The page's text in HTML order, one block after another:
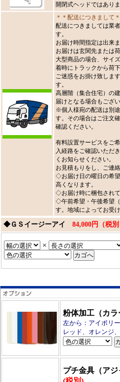
開閉式ヘッドではあり
＊＊配送につきまして＊
配送につきましては業
す。
お届け時間指定は出来
お届けは玄関先または
大型商品の場合、サイ
着時にトラックから荷
ご迷惑をお掛け致しま
す。
高層階（集合住宅）の
届けとなる場合もござ
※個人様宛の配送は別
す。その場合はご注文
確認ください。
有料設置サービスをご
入経路をご確認いただ
くお知らせください。
お見積もりをし、ご連
◇お届け日の曜日の希
高くなります。
◇お届け時に梱包されて
◇午前希望・午後希望
す。地域によってお受
◆ＧＳイージーアイ 84,000円（税別
×
粉体加工（カ
左から：アイボリ
レッド、オレンジ
プチ金具（ア